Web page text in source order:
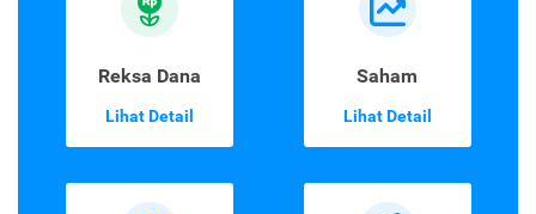
Reksa Dana
Lihat Detail
Saham
Lihat Detail